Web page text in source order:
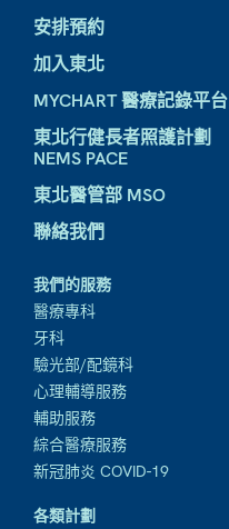
安排預約
加入東北
MYCHART 醫療記錄平台
東北行健長者照護計劃
NEMS PACE
東北醫管部 MSO
聯絡我們
我們的服務
醫療專科
牙科
驗光部/配鏡科
心理輔導服務
輔助服務
綜合醫療服務
新冠肺炎 COVID-19
各類計劃